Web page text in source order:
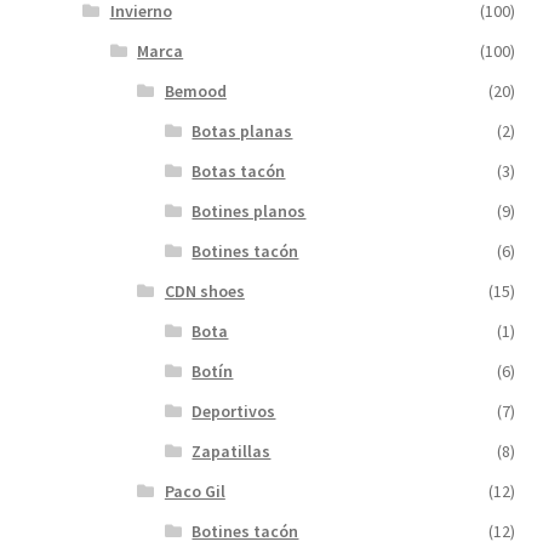
Invierno
(100)
Marca
(100)
Bemood
(20)
Botas planas
(2)
Botas tacón
(3)
Botines planos
(9)
Botines tacón
(6)
CDN shoes
(15)
Bota
(1)
Botín
(6)
Deportivos
(7)
Zapatillas
(8)
Paco Gil
(12)
Botines tacón
(12)